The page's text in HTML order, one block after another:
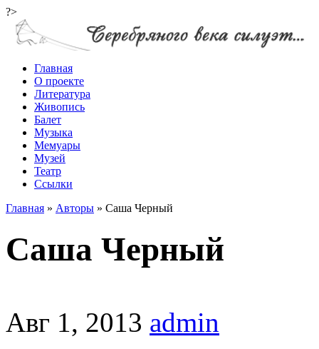
?>
Главная
О проекте
Литература
Живопись
Балет
Музыка
Мемуары
Музей
Театр
Ссылки
Главная » Авторы » Саша Черный
Саша Черный
Авг 1, 2013 admin